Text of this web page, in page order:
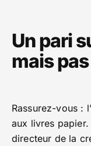
Un pari
mais
Rassurez-vous :
aux livres
directeur de la